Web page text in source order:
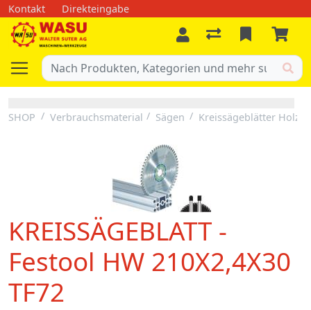
Kontakt Direkteingabe
SHOP Verbrauchsmaterial Sägen Kreissägeblätter Holz
KREISSÄGEBLATT -
Festool HW 210X2,4X30
TF72